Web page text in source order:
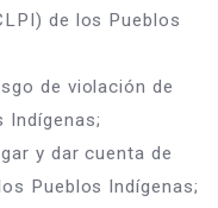
de los Pueblos
de violación de
Indígenas;
y dar cuenta de
Pueblos Indígenas;